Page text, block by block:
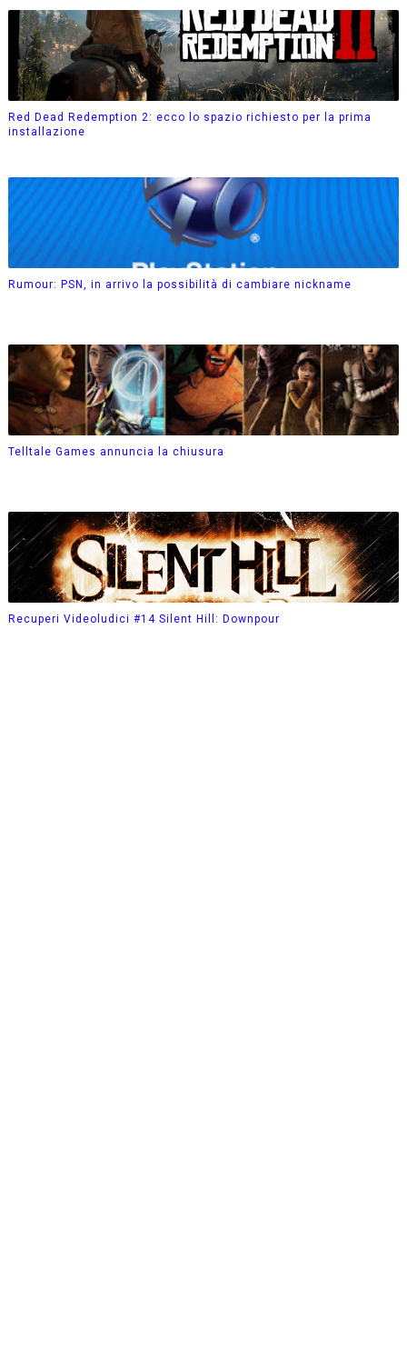
Red Dead Redemption 2: ecco lo spazio richiesto per la prima
installazione
Rumour: PSN, in arrivo la possibilità di cambiare nickname
Telltale Games annuncia la chiusura
Recuperi Videoludici #14 Silent Hill: Downpour